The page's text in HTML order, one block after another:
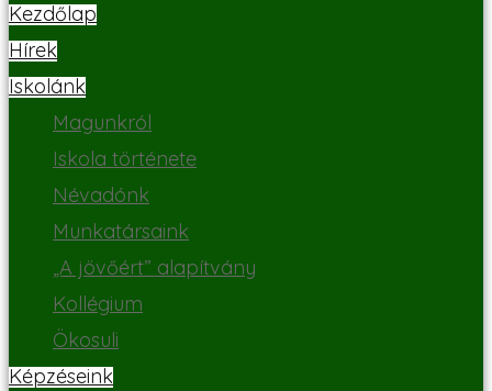
Kezdőlap
Hírek
Iskolánk
Magunkról
Iskola története
Névadónk
Munkatársaink
„A jövőért” alapítvány
Kollégium
Ökosuli
Képzéseink